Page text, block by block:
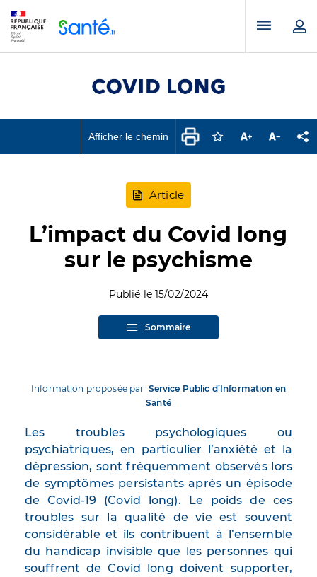
Menu
Afficher le chemin Connectez-vous
Augmenter la
L’impact du Covid long
sur le psychisme
Article
Publié le 15/02/2024
Sommaire
Information proposée par Service Public d’Information en
Santé
Les troubles psychologiques ou
psychiatriques, en particulier l’anxiété et la
dépression, sont fréquemment observés lors
de symptômes persistants après un épisode
de Covid-19 (Covid long). Le poids de ces
troubles sur la qualité de vie est souvent
considérable et ils contribuent à l’ensemble
du handicap invisible que les personnes qui
souffrent de Covid long doivent supporter,